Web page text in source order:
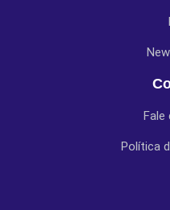
Fale
Política